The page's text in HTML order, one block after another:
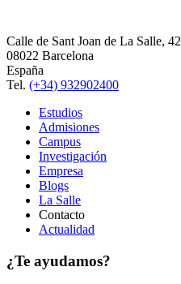
Calle de Sant Joan de La Salle, 42
08022 Barcelona
España
Tel. (+34) 932902400
Estudios
Admisiones
Campus
Investigación
Empresa
Blogs
La Salle
Contacto
Actualidad
¿Te ayudamos?